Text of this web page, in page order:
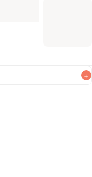
+
るべくお早めにお召